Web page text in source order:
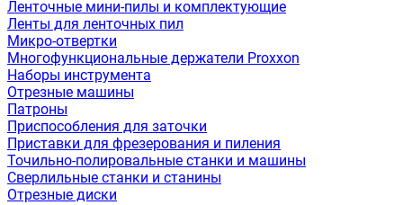
Ленточные мини-пилы и комплектующие
Ленты для ленточных пил
Микро-отвертки
Многофункциональные держатели Proxxon
Наборы инструмента
Отрезные машины
Патроны
Приспособления для заточки
Приставки для фрезерования и пиления
Точильно-полировальные станки и машины
Сверлильные станки и станины
Отрезные диски